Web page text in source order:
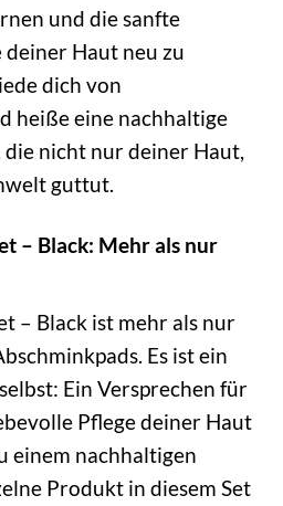
und die sanfte
deiner Haut neu zu
dich von
heiße eine nachhaltige
nicht nur deiner Haut,
guttut.
– Black: Mehr als nur
– Black ist mehr als nur
Es ist ein
Ein Versprechen für
Pflege deiner Haut
einem nachhaltigen
Produkt in diesem Set